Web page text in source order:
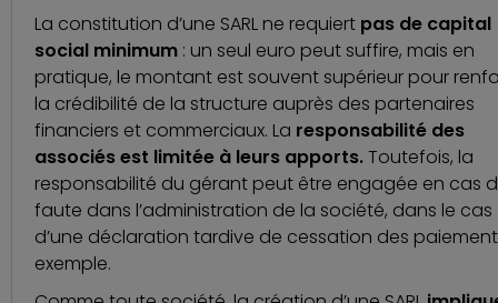
La constitution d’une SARL ne requiert pas de capital
social minimum : un seul euro peut suffire, mais en
pratique, le montant est souvent supérieur pour
la crédibilité de la structure auprès des partenaires
financiers et commerciaux. La responsabilité des
associés est limitée à leurs apports.Toutefois, la
responsabilité du gérant peut être engagée en cas
faute dans l’administration de la société, dans le cas
d’une déclaration tardive de cessation des
exemple.